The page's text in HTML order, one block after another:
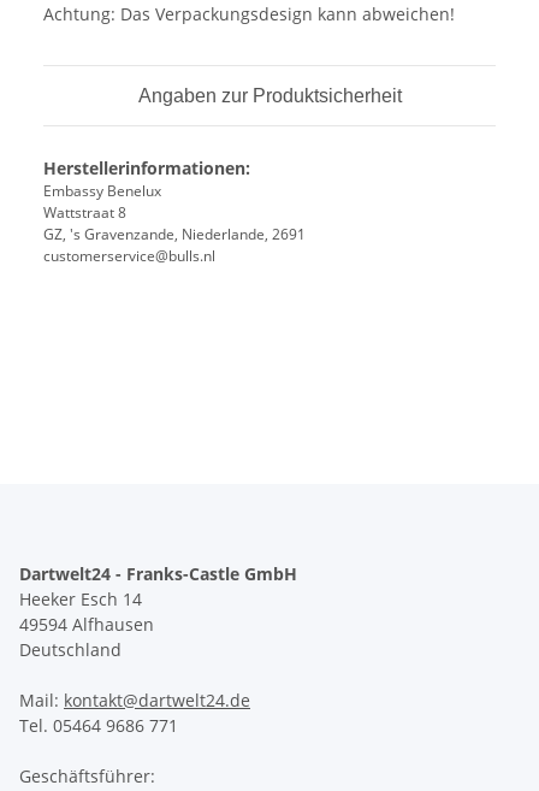
Achtung: Das Verpackungsdesign kann abweichen!
Angaben zur Produktsicherheit
Herstellerinformationen:
Embassy Benelux
Wattstraat 8
GZ, 's Gravenzande, Niederlande, 2691
customerservice@bulls.nl
Dartwelt24 - Franks-Castle GmbH
Heeker Esch 14
49594 Alfhausen
Deutschland
Mail: kontakt@dartwelt24.de
Tel. 05464 9686 771
Geschäftsführer: